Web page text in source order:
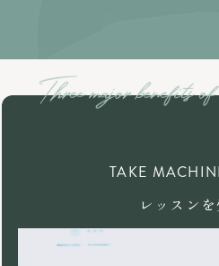
TAKE
レッスン